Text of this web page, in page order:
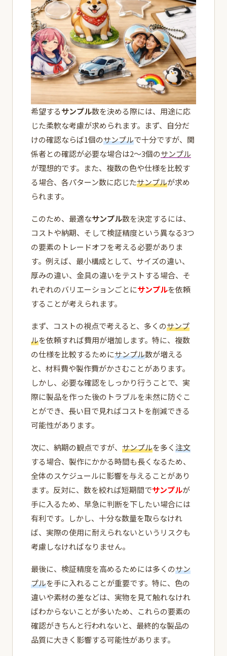
希望するサンプル数を決める際には、用途に応
じた柔軟な考慮が求められます。まず、自分だ
けの確認ならば1個のサンプルで十分ですが、関
係者との確認が必要な場合は2〜3個のサンプル
が理想的です。また、複数の色や仕様を比較す
る場合、各パターン数に応じたサンプルが求め
られます。
このため、最適なサンプル数を決定するには、
コストや納期、そして検証精度という異なる3つ
の要素のトレードオフを考える必要がありま
す。例えば、最小構成として、サイズの違い、
厚みの違い、金具の違いをテストする場合、そ
れぞれのバリエーションごとにサンプルを依頼
することが考えられます。
まず、コストの視点で考えると、多くのサンプ
ルを依頼すれば費用が増加します。特に、複数
の仕様を比較するためにサンプル数が増える
と、材料費や製作費がかさむことがあります。
しかし、必要な確認をしっかり行うことで、実
際に製品を作った後のトラブルを未然に防ぐこ
とができ、長い目で見ればコストを削減できる
可能性があります。
次に、納期の観点ですが、 サンプルを多く注文
する場合、製作にかかる時間も長くなるため、
全体のスケジュールに影響を与えることがあり
ます。反対に、数を絞れば短期間でサンプルが
手に入るため、早急に判断を下したい場合には
有利です。しかし、十分な数量を取らなけれ
ば、実際の使用に耐えられないというリスクも
考慮しなければなりません。
最後に、検証精度を高めるためには多くのサン
プルを手に入れることが重要です。特に、色の
違いや素材の差などは、実物を見て触れなけれ
ばわからないことが多いため、これらの要素の
確認がきちんと行われないと、最終的な製品の
品質に大きく影響する可能性があります。